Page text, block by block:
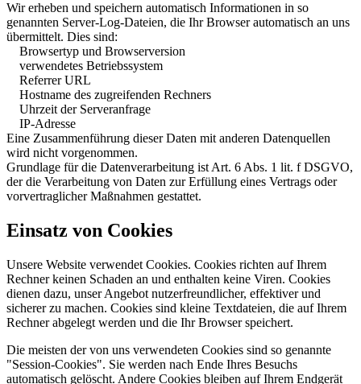
Wir erheben und speichern automatisch Informationen in so
genannten Server-Log-Dateien, die Ihr Browser automatisch an uns
übermittelt. Dies sind:
Browsertyp und Browserversion
verwendetes Betriebssystem
Referrer URL
Hostname des zugreifenden Rechners
Uhrzeit der Serveranfrage
IP-Adresse
Eine Zusammenführung dieser Daten mit anderen Datenquellen
wird nicht vorgenommen.
Grundlage für die Datenverarbeitung ist Art. 6 Abs. 1 lit. f DSGVO,
der die Verarbeitung von Daten zur Erfüllung eines Vertrags oder
vorvertraglicher Maßnahmen gestattet.
Einsatz von Cookies
Unsere Website verwendet Cookies. Cookies richten auf Ihrem
Rechner keinen Schaden an und enthalten keine Viren. Cookies
dienen dazu, unser Angebot nutzerfreundlicher, effektiver und
sicherer zu machen. Cookies sind kleine Textdateien, die auf Ihrem
Rechner abgelegt werden und die Ihr Browser speichert.
Die meisten der von uns verwendeten Cookies sind so genannte
"Session-Cookies". Sie werden nach Ende Ihres Besuchs
automatisch gelöscht. Andere Cookies bleiben auf Ihrem Endgerät